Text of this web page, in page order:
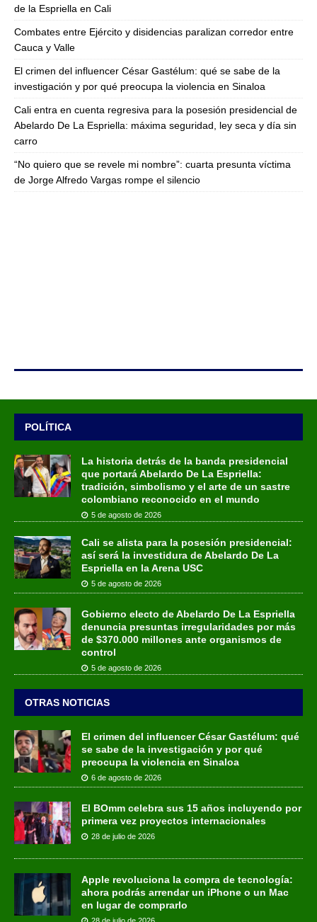
de la Espriella en Cali
Combates entre Ejército y disidencias paralizan corredor entre
Cauca y Valle
El crimen del influencer César Gastélum: qué se sabe de la
investigación y por qué preocupa la violencia en Sinaloa
Cali entra en cuenta regresiva para la posesión presidencial de
Abelardo De La Espriella: máxima seguridad, ley seca y día sin
carro
“No quiero que se revele mi nombre”: cuarta presunta víctima
de Jorge Alfredo Vargas rompe el silencio
POLÍTICA
La historia detrás de la banda presidencial
que portará Abelardo De La Espriella:
tradición, simbolismo y el arte de un sastre
colombiano reconocido en el mundo
5 de agosto de 2026
Cali se alista para la posesión presidencial:
así será la investidura de Abelardo De La
Espriella en la Arena USC
5 de agosto de 2026
Gobierno electo de Abelardo De La Espriella
denuncia presuntas irregularidades por más
de $370.000 millones ante organismos de
control
5 de agosto de 2026
OTRAS NOTICIAS
El crimen del influencer César Gastélum: qué
se sabe de la investigación y por qué
preocupa la violencia en Sinaloa
6 de agosto de 2026
El BOmm celebra sus 15 años incluyendo por
primera vez proyectos internacionales
28 de julio de 2026
Apple revoluciona la compra de tecnología:
ahora podrás arrendar un iPhone o un Mac
en lugar de comprarlo